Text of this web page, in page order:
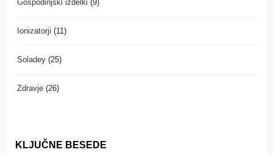
Gospodinjski izdelki (9)
Ionizatorji (11)
Soladey (25)
Zdravje (26)
KLJUČNE BESEDE